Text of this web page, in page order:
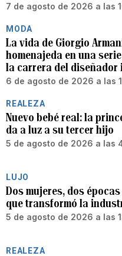
7 de agosto de 2026 a las
MODA
La vida de Giorgio
homenajeda en una
la carrera del diseñador
6 de agosto de 2026 a las
REALEZA
Nuevo bebé real: la
da a luz a su tercer hijo
5 de agosto de 2026 a las
LUJO
Dos mujeres, dos
que transformó la
5 de agosto de 2026 a las
REALEZA